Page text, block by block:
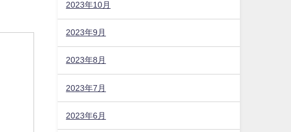
2023年10月
2023年9月
2023年8月
2023年7月
2023年6月